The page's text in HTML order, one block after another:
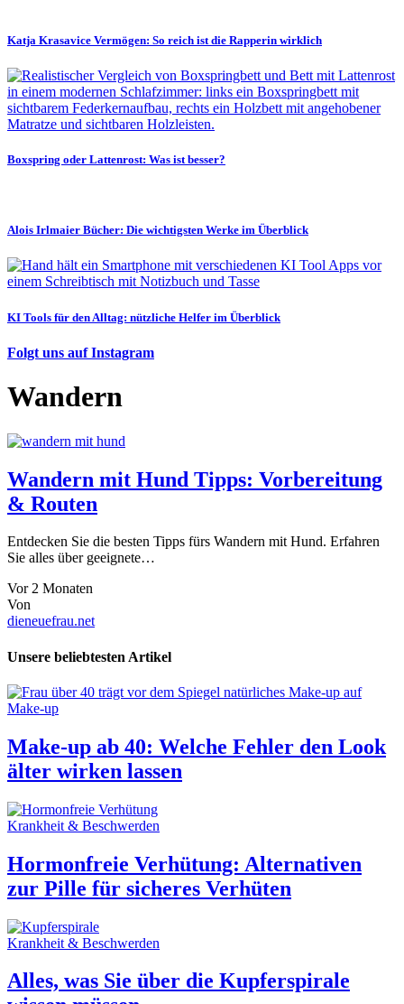
Katja Krasavice Vermögen: So reich ist die Rapperin wirklich
Boxspring oder Lattenrost: Was ist besser?
Alois Irlmaier Bücher: Die wichtigsten Werke im Überblick
KI Tools für den Alltag: nützliche Helfer im Überblick
Folgt uns auf Instagram
Wandern
Wandern mit Hund Tipps: Vorbereitung
& Routen
Entdecken Sie die besten Tipps fürs Wandern mit Hund. Erfahren
Sie alles über geeignete…
Vor 2 Monaten
Von
dieneuefrau.net
Unsere beliebtesten Artikel
Make-up
Make-up ab 40: Welche Fehler den Look
älter wirken lassen
Krankheit & Beschwerden
Hormonfreie Verhütung: Alternativen
zur Pille für sicheres Verhüten
Krankheit & Beschwerden
Alles, was Sie über die Kupferspirale